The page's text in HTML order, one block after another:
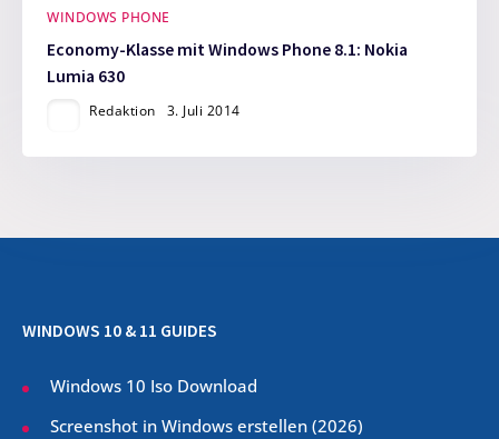
WINDOWS PHONE
Economy-Klasse mit Windows Phone 8.1: Nokia
Lumia 630
Redaktion 3. Juli 2014
WINDOWS 10 & 11 GUIDES
Windows 10 Iso Download
Screenshot in Windows erstellen (2026)